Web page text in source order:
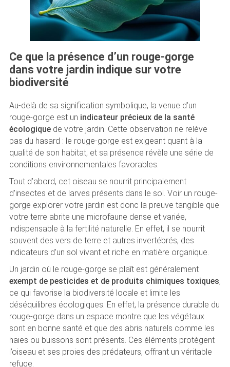
Ce que la présence d’un rouge-gorge
dans votre jardin indique sur votre
biodiversité
Au-delà de sa signification symbolique, la venue d’un
rouge-gorge est un indicateur précieux de la santé
écologiquede votre jardin. Cette observation ne relève
pas du hasard : le rouge-gorge est exigeant quant à la
qualité de son habitat, et sa présence révèle une série de
conditions environnementales favorables.
Tout d’abord, cet oiseau se nourrit principalement
d’insectes et de larves présents dans le sol. Voir un rouge-
gorge explorer votre jardin est donc la preuve tangible que
votre terre abrite une microfaune dense et variée,
indispensable à la fertilité naturelle. En effet, il se nourrit
souvent des vers de terre et autres invertébrés, des
indicateurs d’un sol vivant et riche en matière organique.
Un jardin où le rouge-gorge se plaît est généralement
exempt de pesticides et de produits chimiques toxiques,
ce qui favorise la biodiversité locale et limite les
déséquilibres écologiques. En effet, la présence durable du
rouge-gorge dans un espace montre que les végétaux
sont en bonne santé et que des abris naturels comme les
haies ou buissons sont présents. Ces éléments protègent
l’oiseau et ses proies des prédateurs, offrant un véritable
refuge.